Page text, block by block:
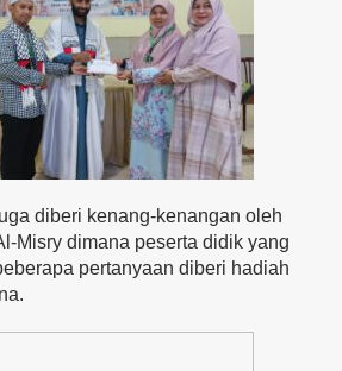
diberi kenang-kenangan oleh
Misry dimana peserta didik yang
pertanyaan diberi hadiah